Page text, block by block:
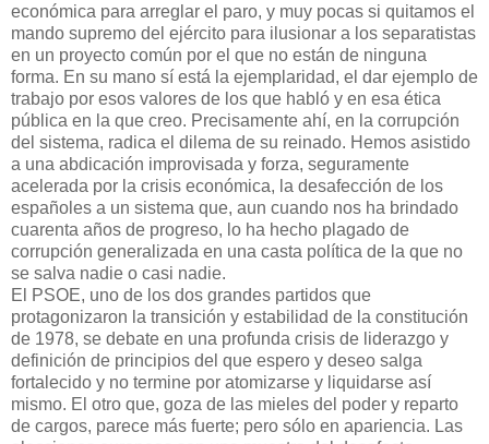
económica para arreglar el paro, y muy pocas si quitamos el
mando supremo del ejército para ilusionar a los separatistas
en un proyecto común por el que no están de ninguna
forma. En su mano sí está la ejemplaridad, el dar ejemplo de
trabajo por esos valores de los que habló y en esa ética
pública en la que creo. Precisamente ahí, en la corrupción
del sistema, radica el dilema de su reinado. Hemos asistido
a una abdicación improvisada y forza, seguramente
acelerada por la crisis económica, la desafección de los
españoles a un sistema que, aun cuando nos ha brindado
cuarenta años de progreso, lo ha hecho plagado de
corrupción generalizada en una casta política de la que no
se salva nadie o casi nadie.
El PSOE, uno de los dos grandes partidos que
protagonizaron la transición y estabilidad de la constitución
de 1978, se debate en una profunda crisis de liderazgo y
definición de principios del que espero y deseo salga
fortalecido y no termine por atomizarse y liquidarse así
mismo. El otro que, goza de las mieles del poder y reparto
de cargos, parece más fuerte; pero sólo en apariencia. Las